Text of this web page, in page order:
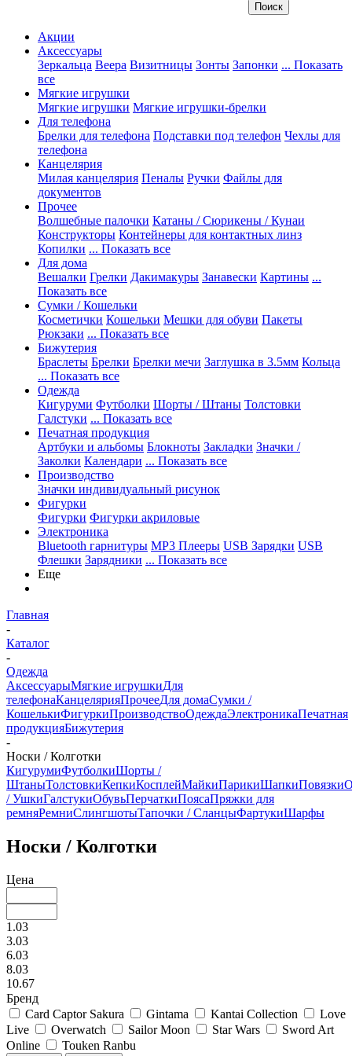
Акции
Аксессуары
Зеркальца Веера Визитницы Зонты Запонки ... Показать
все
Мягкие игрушки
Мягкие игрушки Мягкие игрушки-брелки
Для телефона
Брелки для телефона Подставки под телефон Чехлы для
телефона
Канцелярия
Милая канцелярия Пеналы Ручки Файлы для
документов
Прочее
Волшебные палочки Катаны / Сюрикены / Кунаи
Конструкторы Контейнеры для контактных линз
Копилки ... Показать все
Для дома
Вешалки Грелки Дакимакуры Занавески Картины ...
Показать все
Сумки / Кошельки
Косметички Кошельки Мешки для обуви Пакеты
Рюкзаки ... Показать все
Бижутерия
Браслеты Брелки Брелки мечи Заглушка в 3.5мм Кольца
... Показать все
Одежда
Кигуруми Футболки Шорты / Штаны Толстовки
Галстуки ... Показать все
Печатная продукция
Артбуки и альбомы Блокноты Закладки Значки /
Заколки Календари ... Показать все
Производство
Значки индивидуальный рисунок
Фигурки
Фигурки Фигурки акриловые
Электроника
Bluetooth гарнитуры MP3 Плееры USB Зарядки USB
Флешки Зарядники ... Показать все
Еще
Главная
-
Каталог
-
Одежда
АксессуарыМягкие игрушкиДля
телефонаКанцелярияПрочееДля домаСумки /
КошелькиФигуркиПроизводствоОдеждаЭлектроникаПечатная
продукцияБижутерия
-
Носки / Колготки
КигурумиФутболкиШорты /
ШтаныТолстовкиКепкиКосплейМайкиПарикиШапкиПовязки
/ УшкиГалстукиОбувьПерчаткиПоясаПряжки для
ремняРемниСлингшотыТапочки / СланцыФартукиШарфы
Носки / Колготки
Цена
1.03
3.03
6.03
8.03
10.67
Бренд
Card Captor Sakura
Gintama Kantai Collection
Love
Live
Overwatch Sailor Moon Star Wars
Sword Art
Online
Touken Ranbu